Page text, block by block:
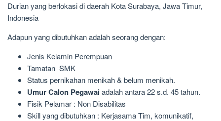
Durian yang berlokasi di daerah Kota Surabaya, Jawa Timur,
Indonesia
Adapun yang dibutuhkan adalah seorang dengan:
Jenis Kelamin Perempuan
Tamatan SMK
Status pernikahan menikah & belum menikah.
Umur Calon Pegawaiadalah antara 22 s.d. 45 tahun.
Fisik Pelamar : Non Disabilitas
Skill yang dibutuhkan : Kerjasama Tim, komunikatif,